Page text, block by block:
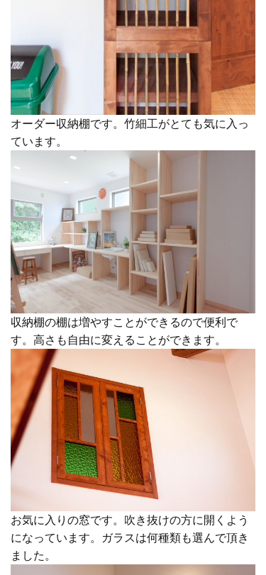
オーダー収納棚です。竹細工がとても気に入っ
ています。
収納棚の棚は増やすことができるので便利で
す。高さも自由に変えることができます。
お気に入りの窓です。吹き抜けの方に開くよう
になっています。ガラスは何種類も選んで頂き
ました。